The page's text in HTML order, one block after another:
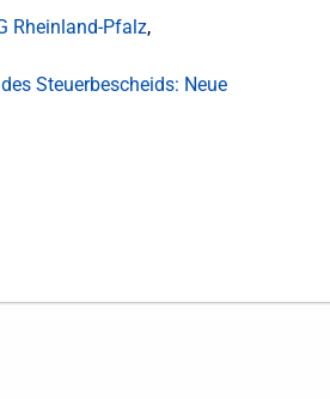
Rheinland-Pfalz,
Steuerbescheids: Neue